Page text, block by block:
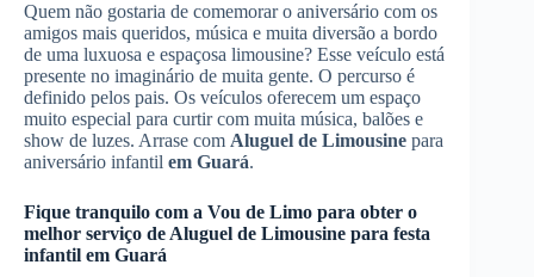
Quem não gostaria de comemorar o aniversário com os
amigos mais queridos, música e muita diversão a bordo
de uma luxuosa e espaçosa limousine? Esse veículo está
presente no imaginário de muita gente. O percurso é
definido pelos pais. Os veículos oferecem um espaço
muito especial para curtir com muita música, balões e
show de luzes. Arrase com Aluguel de Limousine para
aniversário infantil em Guará.
Fique tranquilo com a Vou de Limo para obter o
melhor serviço de Aluguel de Limousine para festa
infantil em Guará